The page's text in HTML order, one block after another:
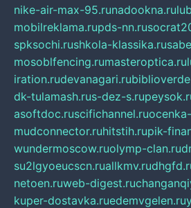
nike-air-max-95.runadookna.ru
mobilreklama.rupds-nn.ru
spksochi.rushkola-klassika.ru
mosoblfencing.rumasteroptica.ru
iration.rudevanagari.ru
dk-tulamash.rus-dez-s.ru
asoftdoc.ruscifichannel.ru
mudconnector.ruhitstih.rupik-
wundermoscow.ruolymp-clan.ru
su2lgyoeucscn.ruallkmv.ru
netoen.ruweb-digest.ru
kuper-dostavka.ruedemvgelen.ru